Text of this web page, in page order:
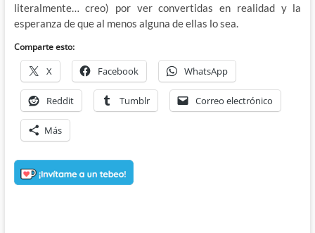
literalmente… creo) por ver convertidas en realidad y la
esperanza de que al menos alguna de ellas lo sea.
Comparte esto:
X Facebook WhatsApp
Reddit Tumblr Correo electrónico
Más